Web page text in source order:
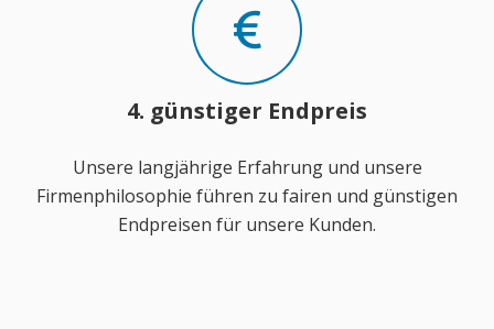
4. günstiger Endpreis
Unsere langjährige Erfahrung und unsere
Firmenphilosophie führen zu fairen und günstigen
Endpreisen für unsere Kunden.